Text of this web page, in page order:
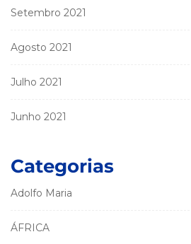
Setembro 2021
Agosto 2021
Julho 2021
Junho 2021
Categorias
Adolfo Maria
ÁFRICA